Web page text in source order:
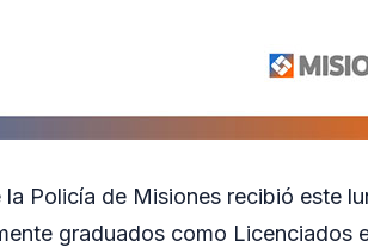
Policía de Misiones recibió este
graduados como Licenciados